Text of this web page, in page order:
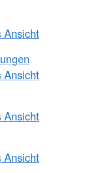
Ansicht
Ansicht
Ansicht
Ansicht